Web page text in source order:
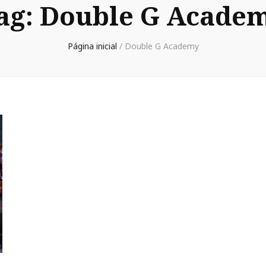
Double G
Página inicial / Double G Academy